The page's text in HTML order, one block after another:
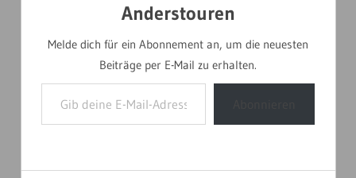
Anderstouren
Melde dich für ein Abonnement an, um die neuesten
Beiträge per E-Mail zu erhalten.
Gib deine E-Mail-Adresse ein ...